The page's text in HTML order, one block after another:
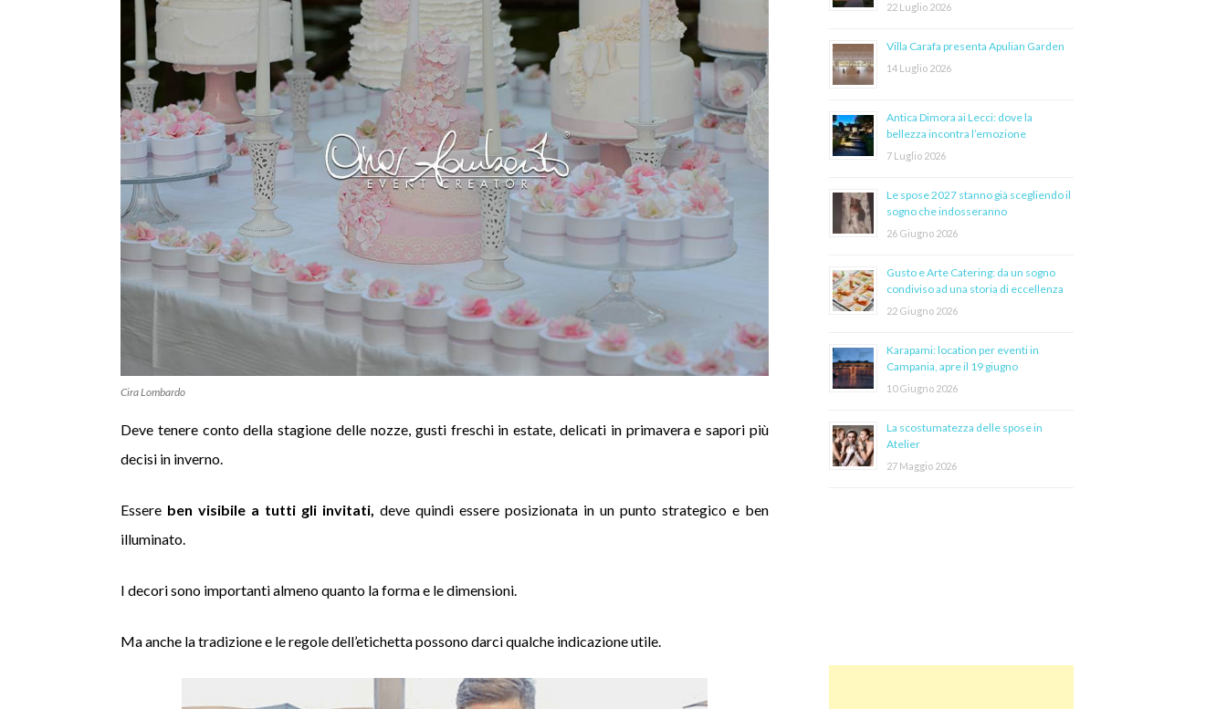
Cira Lombardo
Deve tenere conto della stagione delle nozze, gusti freschi in estate, delicati in primavera e sapori più
decisi in inverno.
Essere ben visibile a tutti gli invitati, deve quindi essere posizionata in un punto strategico e ben
illuminato.
I decori sono importanti almeno quanto la forma e le dimensioni.
Ma anche la tradizione e le regole dell’etichetta possono darci qualche indicazione utile.
22 Luglio 2026
Villa Carafa presenta Apulian Garden
14 Luglio 2026
Antica Dimora ai Lecci: dove la
bellezza incontra l’emozione
7 Luglio 2026
Le spose 2027 stanno già scegliendo il
sogno che indosseranno
26 Giugno 2026
Gusto e Arte Catering: da un sogno
condiviso ad una storia di eccellenza
22 Giugno 2026
Karapami: location per eventi in
Campania, apre il 19 giugno
10 Giugno 2026
La scostumatezza delle spose in
Atelier
27 Maggio 2026